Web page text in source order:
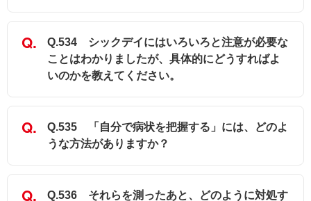
Q.534 シックデイにはいろいろと注意が必要な
ことはわかりましたが、具体的にどうすればよ
いのかを教えてください。
Q.535 「自分で病状を把握する」には、どのよ
うな方法がありますか？
Q.536 それらを測ったあと、どのように対処す